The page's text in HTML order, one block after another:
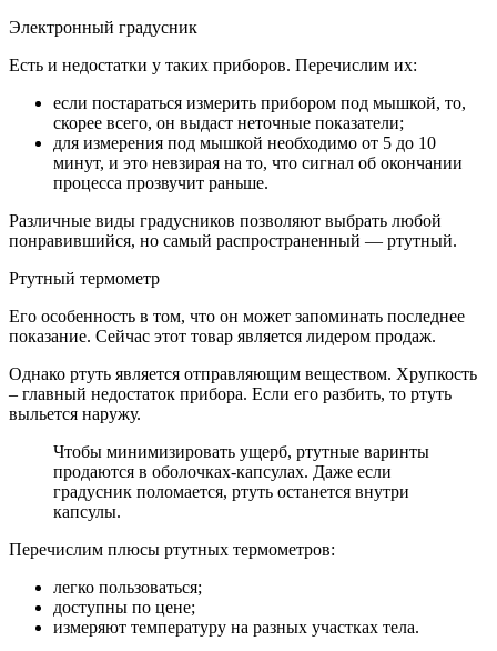
Электронный градусник
Есть и недостатки у таких приборов. Перечислим их:
если постараться измерить прибором под мышкой, то,
скорее всего, он выдаст неточные показатели;
для измерения под мышкой необходимо от 5 до 10
минут, и это невзирая на то, что сигнал об окончании
процесса прозвучит раньше.
Различные виды градусников позволяют выбрать любой
понравившийся, но самый распространенный — ртутный.
Ртутный термометр
Его особенность в том, что он может запоминать последнее
показание. Сейчас этот товар является лидером продаж.
Однако ртуть является отправляющим веществом. Хрупкость
– главный недостаток прибора. Если его разбить, то ртуть
выльется наружу.
Чтобы минимизировать ущерб, ртутные варинты
продаются в оболочках-капсулах. Даже если
градусник поломается, ртуть останется внутри
капсулы.
Перечислим плюсы ртутных термометров:
легко пользоваться;
доступны по цене;
измеряют температуру на разных участках тела.